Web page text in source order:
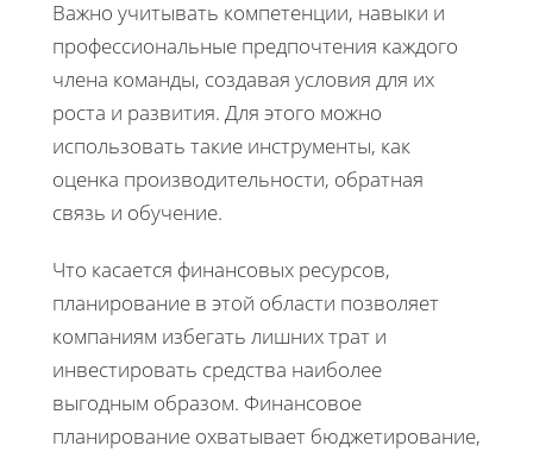
Важно учитывать компетенции, навыки и
профессиональные предпочтения каждого
члена команды, создавая условия для их
роста и развития. Для этого можно
использовать такие инструменты, как
оценка производительности, обратная
связь и обучение.
Что касается финансовых ресурсов,
планирование в этой области позволяет
компаниям избегать лишних трат и
инвестировать средства наиболее
выгодным образом. Финансовое
планирование охватывает бюджетирование,